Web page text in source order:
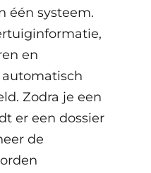
één systeem.
en
Zodra je een
er een dossier
de